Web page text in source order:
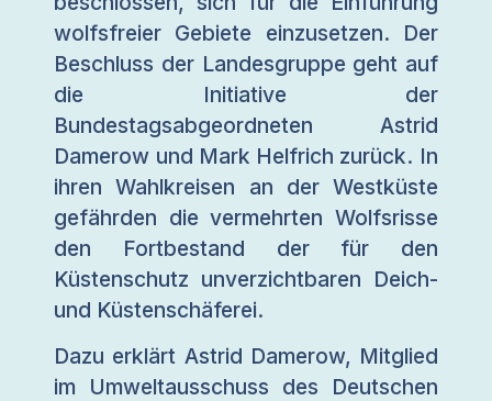
wolfsfreier Gebiete einzusetzen. Der
Beschluss der Landesgruppe geht auf
die Initiative der
Bundestagsabgeordneten Astrid
Damerow und Mark Helfrich zurück. In
ihren Wahlkreisen an der Westküste
gefährden die vermehrten Wolfsrisse
den Fortbestand der für den
Küstenschutz unverzichtbaren Deich-
und Küstenschäferei.
Dazu erklärt Astrid Damerow, Mitglied
im Umweltausschuss des Deutschen